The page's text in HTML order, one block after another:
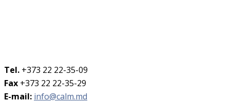
Tel. +373 22 22-35-09
Fax +373 22 22-35-29
E-mail: info@calm.md